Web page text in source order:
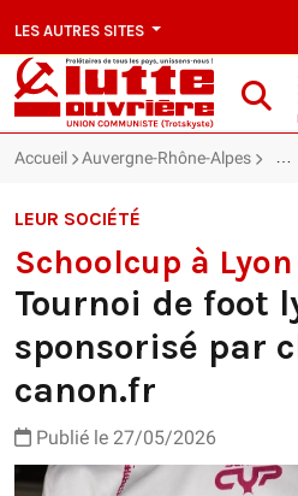
LES AUTRES SITES
Accueil Auvergne-Rhône-Alpes
LEUR SOCIÉTÉ
Schoolcup à Lyon
Tournoi de foot
sponsorisé par
canon.fr
Publié le 27/05/2026